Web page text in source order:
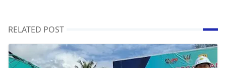
RELATED POST